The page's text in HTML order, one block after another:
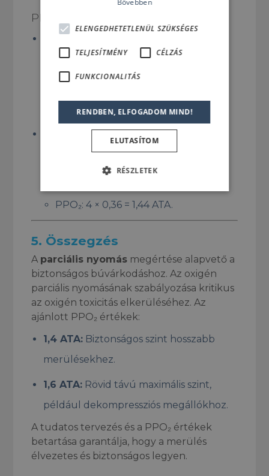
PÉLDA:
Nyomás: 30 m = 4 ATA.
Oxigén aránya: 0,32.
PPO₂: 4 × 0,32 = 1,28 ATA.
Nitrox 36 és 30 méteres mélység:
Nyomás: 30 m = 4 ATA.
PPO₂: 4 × 0,36 = 1,44 ATA.
5. Összegzés
A parciális nyomás megértése alapvető a
biztonságos búvárkodáshoz. Az oxigén
parciális nyomásának szabályozása kritikus
az oxigén toxicitás elkerüléséhez. Az
ajánlott PPO₂ értékek:
1,4 ATA: Biztonságos szint hosszabb
merülésekhez.
1,6 ATA: Rövid távú maximális szint,
például dekompressziós megállókhoz.
A tudatos tervezés és a PPO₂ értékek
betartása garantálja, hogy a merülés
élvezetes és biztonságos legyen.
ELENGEDHETETLENÜL SZÜKSÉGES
TELJESÍTMÉNY CÉLZÁS
FUNKCIONALITÁS
RENDBEN, ELFOGADOM MIND!
ELUTASÍTOM
RÉSZLETEK